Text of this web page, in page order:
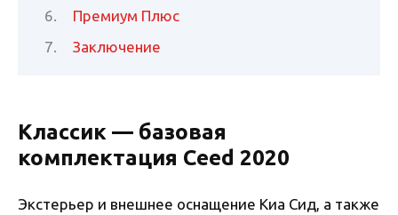
Премиум Плюс
Заключение
Классик — базовая
комплектация Ceed 2020
Экстерьер и внешнее оснащение Киа Сид, а также